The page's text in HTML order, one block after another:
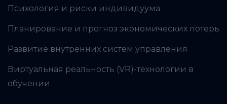
Психология и риски индивидуума
Планирование и прогноз экономических потерь
Развитие внутренних систем управления
Виртуальная реальность (VR)-технологии в
обучении